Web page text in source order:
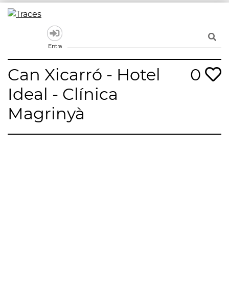
Skip
Un mapa de la memòria obert a tothom
Entra
Can Xicarró - Hotel
Ideal - Clínica
Magrinyà
0